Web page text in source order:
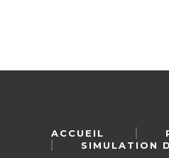
ACCUEIL
SIMULATION